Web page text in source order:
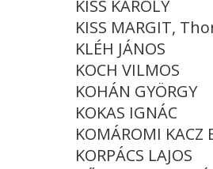
KISS KÁROLY
KISS MARGIT,
KLÉH JÁNOS
KOCH VILMOS
KOHÁN GYÖRGY
KOKAS IGNÁC
KOMÁROMI KACZ
KORPÁCS LAJOS